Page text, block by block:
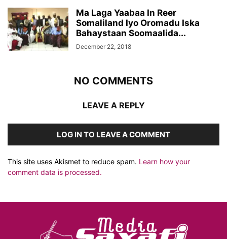
Ma Laga Yaabaa In Reer
Somaliland Iyo Oromadu Iska
Bahaystaan Soomaalida...
December 22, 2018
NO COMMENTS
LEAVE A REPLY
LOG IN TO LEAVE A COMMENT
This site uses Akismet to reduce spam. Learn how your
comment data is processed.